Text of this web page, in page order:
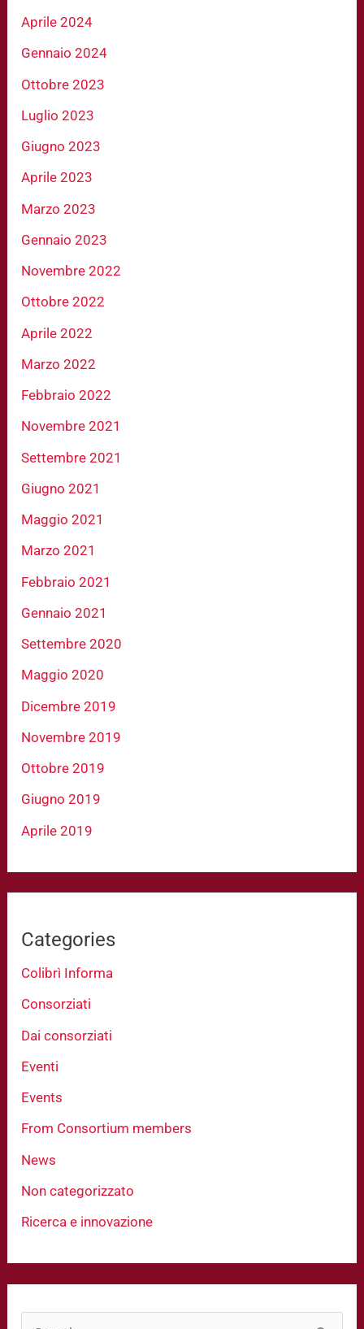
Aprile 2024
Gennaio 2024
Ottobre 2023
Luglio 2023
Giugno 2023
Aprile 2023
Marzo 2023
Gennaio 2023
Novembre 2022
Ottobre 2022
Aprile 2022
Marzo 2022
Febbraio 2022
Novembre 2021
Settembre 2021
Giugno 2021
Maggio 2021
Marzo 2021
Febbraio 2021
Gennaio 2021
Settembre 2020
Maggio 2020
Dicembre 2019
Novembre 2019
Ottobre 2019
Giugno 2019
Aprile 2019
Categories
Colibrì Informa
Consorziati
Dai consorziati
Eventi
Events
From Consortium members
News
Non categorizzato
Ricerca e innovazione